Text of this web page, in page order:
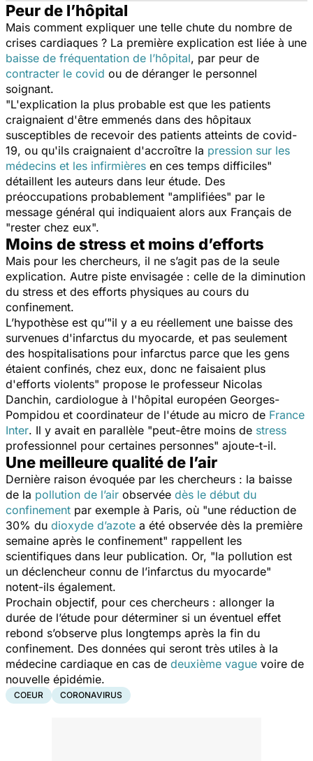
Peur de l’hôpital
Mais comment expliquer une telle chute du nombre de
crises cardiaques ? La première explication est liée à une
baisse de fréquentation de l’hôpital, par peur de
contracter le covid ou de déranger le personnel
soignant.
"L'explication la plus probable est que les patients
craignaient d'être emmenés dans des hôpitaux
susceptibles de recevoir des patients atteints de covid-
19, ou qu'ils craignaient d'accroître la pression sur les
médecins et les infirmières en ces temps difficiles"
détaillent les auteurs dans leur étude. Des
préoccupations probablement "amplifiées" par le
message général qui indiquaient alors aux Français de
"rester chez eux".
Moins de stress et moins d’efforts
Mais pour les chercheurs, il ne s’agit pas de la seule
explication. Autre piste envisagée : celle de la diminution
du stress et des efforts physiques au cours du
confinement.
L’hypothèse est qu’"il y a eu réellement une baisse des
survenues d'infarctus du myocarde, et pas seulement
des hospitalisations pour infarctus parce que les gens
étaient confinés, chez eux, donc ne faisaient plus
d'efforts violents" propose le professeur Nicolas
Danchin, cardiologue à l'hôpital européen Georges-
Pompidou et coordinateur de l'étude au micro de France
Inter. Il y avait en parallèle "peut-être moins de stress
professionnel pour certaines personnes" ajoute-t-il.
Une meilleure qualité de l’air
Dernière raison évoquée par les chercheurs : la baisse
de la pollution de l’air observée dès le début du
confinement par exemple à Paris, où "une réduction de
30% du dioxyde d’azote a été observée dès la première
semaine après le confinement" rappellent les
scientifiques dans leur publication. Or, "la pollution est
un déclencheur connu de l’infarctus du myocarde"
notent-ils également.
Prochain objectif, pour ces chercheurs : allonger la
durée de l’étude pour déterminer si un éventuel effet
rebond s’observe plus longtemps après la fin du
confinement. Des données qui seront très utiles à la
médecine cardiaque en cas de deuxième vague voire de
nouvelle épidémie.
COEUR CORONAVIRUS